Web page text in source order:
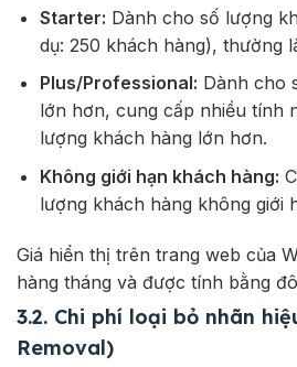
Starter: Dành cho số lượng
dụ: 250 khách hàng), thường
Plus/Professional: Dành cho
lớn hơn, cung cấp nhiều tính
lượng khách hàng lớn hơn.
Không giới hạn khách hàng:
lượng khách hàng không giới
Giá hiển thị trên trang web của
hàng tháng và được tính bằng
3.2. Chi phí loại bỏ nhãn
Removal)